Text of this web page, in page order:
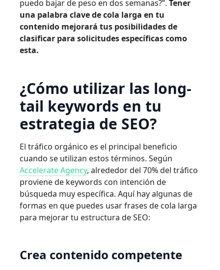
puedo bajar de peso en dos semanas?”. Tener
una palabra clave de cola larga en tu
contenido mejorará tus posibilidades de
clasificar para solicitudes específicas como
esta.
¿Cómo utilizar las long-
tail keywords en tu
estrategia de SEO?
El tráfico orgánico es el principal beneficio
cuando se utilizan estos términos. Según
Accelerate Agency, alrededor del 70% del tráfico
proviene de keywords con intención de
búsqueda muy específica. Aquí hay algunas de
formas en que puedes usar frases de cola larga
para mejorar tu estructura de SEO:
Crea contenido competente